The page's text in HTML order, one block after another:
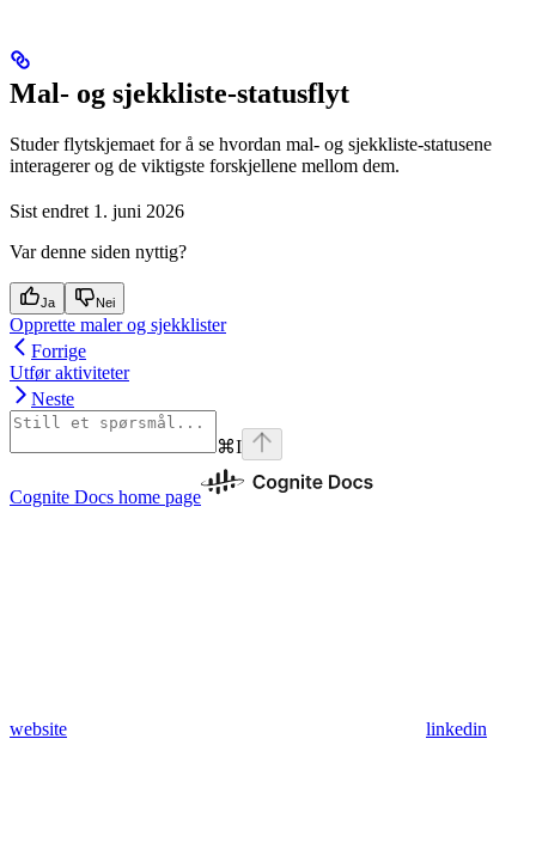
Mal- og sjekkliste-statusflyt
Studer flytskjemaet for å se hvordan mal- og sjekkliste-statusene
interagerer og de viktigste forskjellene mellom dem.
Sist endret 1. juni 2026
Var denne siden nyttig?
Ja Nei
Opprette maler og sjekklister
Forrige
Utfør aktiviteter
Neste
⌘I
Cognite Docs home page
website linkedin